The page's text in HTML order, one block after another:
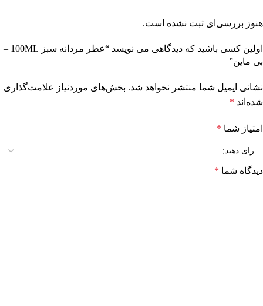
هنوز بررسی‌ای ثبت نشده است.
اولین کسی باشید که دیدگاهی می نویسد “عطر مردانه سبز 100ML –
بی ماین”
نشانی ایمیل شما منتشر نخواهد شد. بخش‌های موردنیاز علامت‌گذاری
شده‌اند *
امتیاز شما *
دیدگاه شما *